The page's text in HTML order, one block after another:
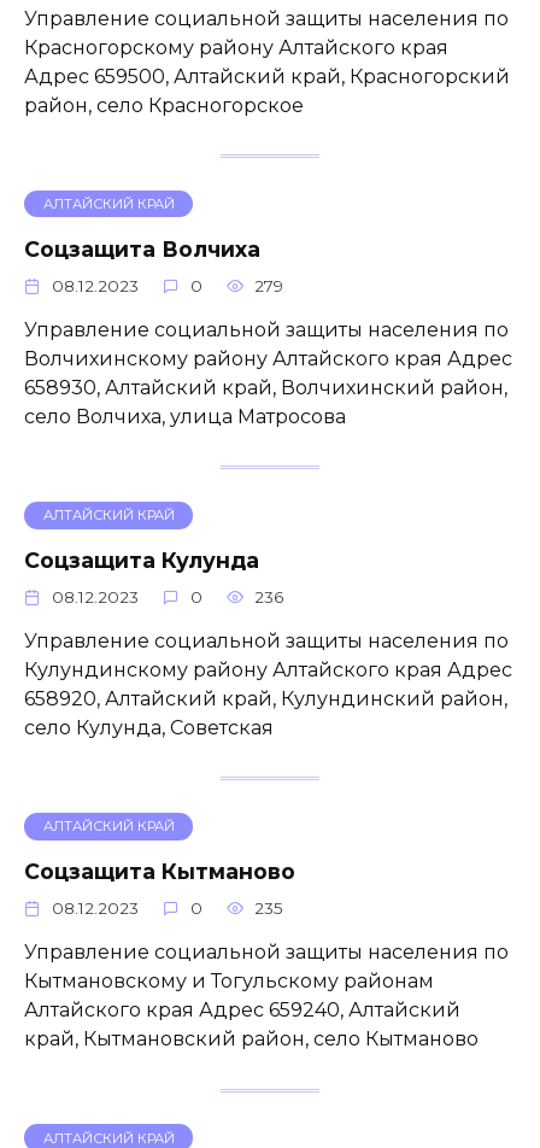
Управление социальной защиты населения по
Красногорскому району Алтайского края
Адрес 659500, Алтайский край, Красногорский
район, село Красногорское
АЛТАЙСКИЙ КРАЙ
Соцзащита Волчиха
08.12.2023 0 279
Управление социальной защиты населения по
Волчихинскому району Алтайского края Адрес
658930, Алтайский край, Волчихинский район,
село Волчиха, улица Матросова
АЛТАЙСКИЙ КРАЙ
Соцзащита Кулунда
08.12.2023 0 236
Управление социальной защиты населения по
Кулундинскому району Алтайского края Адрес
658920, Алтайский край, Кулундинский район,
село Кулунда, Советская
АЛТАЙСКИЙ КРАЙ
Соцзащита Кытманово
08.12.2023 0 235
Управление социальной защиты населения по
Кытмановскому и Тогульскому районам
Алтайского края Адрес 659240, Алтайский
край, Кытмановский район, село Кытманово
АЛТАЙСКИЙ КРАЙ